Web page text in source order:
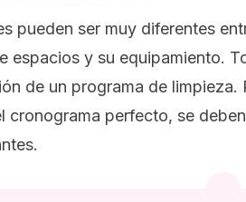
pueden ser muy diferentes
espacios y su equipamiento.
de un programa de
cronograma perfecto, se